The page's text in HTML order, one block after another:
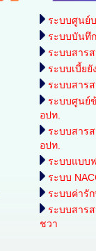
ระบบศูนย์
ระบบบันทึ
ระบบสาร
ระบบเบี้ยยั
ระบบสาร
ระบบศูนย์
อปท.
ระบบสาร
อปท.
ระบบแบบ
ระบบ
ระบบค่ารั
ระบบสาร
ชวา